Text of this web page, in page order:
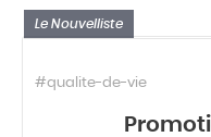
Le Nouvelliste
#qualite-de-vie